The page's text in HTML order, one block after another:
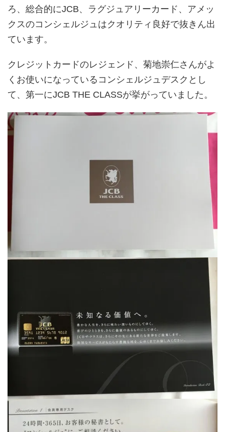
ろ、総合的にJCB、ラグジュアリーカード、アメッ
クスのコンシェルジュはクオリティ良好で抜きん出
ています。
クレジットカードのレジェンド、菊地崇仁さんがよ
くお使いになっているコンシェルジュデスクとし
て、第一にJCB THE CLASSが挙がっていました。